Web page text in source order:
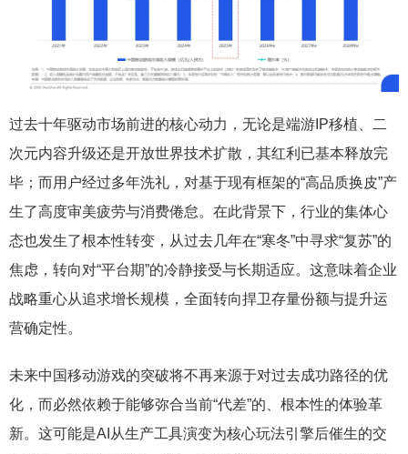
过去十年驱动市场前进的核心动力，无论是端游IP移植、二
次元内容升级还是开放世界技术扩散，其红利已基本释放完
毕；而用户经过多年洗礼，对基于现有框架的“高品质换皮”产
生了高度审美疲劳与消费倦怠。在此背景下，行业的集体心
态也发生了根本性转变，从过去几年在“寒冬”中寻求“复苏”的
焦虑，转向对“平台期”的冷静接受与长期适应。这意味着企业
战略重心从追求增长规模，全面转向捍卫存量份额与提升运
营确定性。
未来中国移动游戏的突破将不再来源于对过去成功路径的优
化，而必然依赖于能够弥合当前“代差”的、根本性的体验革
新。这可能是AI从生产工具演变为核心玩法引擎后催生的交